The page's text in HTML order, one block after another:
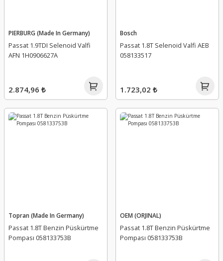
PIERBURG (Made In Germany)
Passat 1.9TDI Selenoid Valfi
AFN 1H0906627A
2.874,96 ₺
Bosch
Passat 1.8T Selenoid Valfi AEB
058133517
1.723,02 ₺
Topran (Made In Germany)
Passat 1.8T Benzin Püskürtme
Pompası 058133753B
OEM (ORJINAL)
Passat 1.8T Benzin Püskürtme
Pompası 058133753B